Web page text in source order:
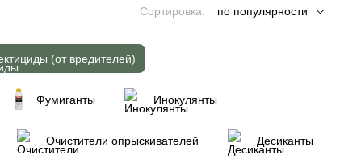
Сортировка: по популярности
(от вредителей)
Фумиганты Инокулянты
Очистители опрыскивателей Десиканты